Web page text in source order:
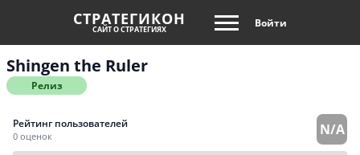
СТРАТЕГИКОН
САЙТ О СТРАТЕГИЯХ Войти
Shingen the Ruler
Релиз
Рейтинг пользователей
0 оценок N/A